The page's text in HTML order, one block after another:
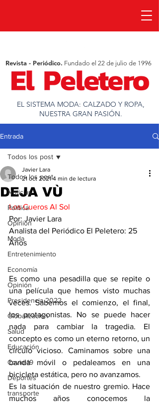
EL SISTEMA MODA: CALZADO Y ROPA,
NUESTRA GRAN PASIÓN.
Revista - Periódico. Fundado el 22 de julio de 1996
Entrada
Todos los post
Noticias
Política
Opinion
Moda
Entretenimiento
Economía
Opinión
Presidencia 2022
Globalización
Salud
Educación
Covid-19
Deportes
transporte
Todos los post
DEJA VÙ
Javier Lara
21 oct 2021 4 min de lectura
Los Cueros Al Sol
Por: Javier Lara
Analista del Periódico El Peletero: 25
Años
Es como una pesadilla que se repite o
una película que hemos visto muchas
veces. Sabemos el comienzo, el final,
los protagonistas. No se puede hacer
nada para cambiar la tragedia. El
concepto es como un eterno retorno, un
círculo vicioso. Caminamos sobre una
banda móvil o pedaleamos en una
bicicleta estática, pero no avanzamos.
Es la situación de nuestro gremio. Hace
muchos años conocemos la